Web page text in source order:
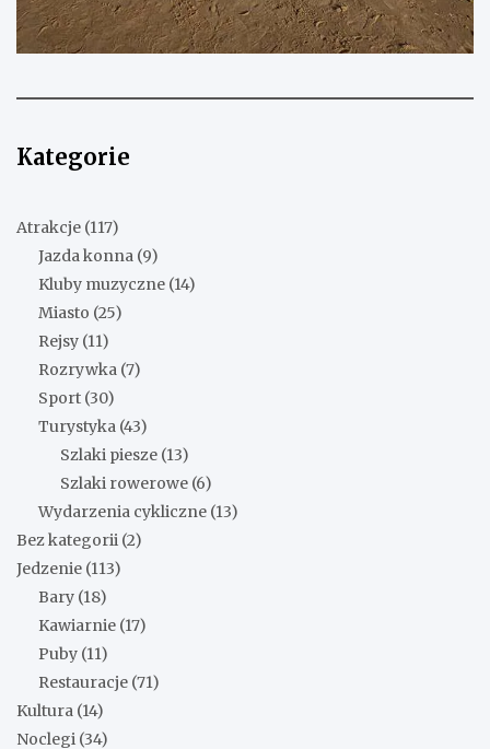
Kategorie
Atrakcje (117)
Jazda konna (9)
Kluby muzyczne (14)
Miasto (25)
Rejsy (11)
Rozrywka (7)
Sport (30)
Turystyka (43)
Szlaki piesze (13)
Szlaki rowerowe (6)
Wydarzenia cykliczne (13)
Bez kategorii (2)
Jedzenie (113)
Bary (18)
Kawiarnie (17)
Puby (11)
Restauracje (71)
Kultura (14)
Noclegi (34)